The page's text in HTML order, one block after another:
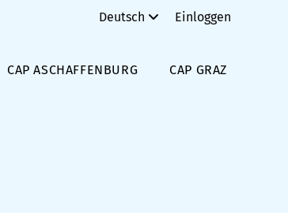
Deutsch Einloggen
CAP ASCHAFFENBURG CAP GRAZ